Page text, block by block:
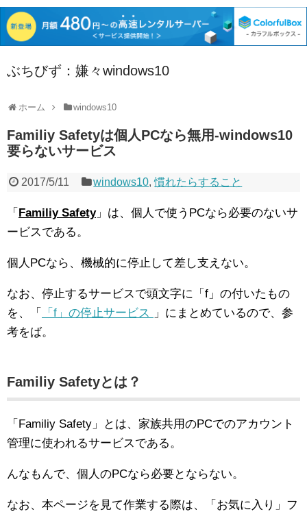
ぶちびず：嫌々windows10
ホーム windows10
Familiy Safetyは個人PCなら無用‐windows10
要らないサービス
2017/5/11 windows10,慣れたらすること
「 Familiy Safety」は、個人で使うPCなら必要のないサ
ービスである。
個人PCなら、機械的に停止して差し支えない。
なお、停止するサービスで頭文字に「f」の付いたもの
を、「
「f」の停止サービス
」にまとめているので、参
考をば。
Familiy Safetyとは？
「Familiy Safety」とは、家族共用のPCでのアカウント
管理に使われるサービスである。
んなもんで、個人のPCなら必要とならない。
なお、本ページを見て作業する際は、「お気に入り」フ